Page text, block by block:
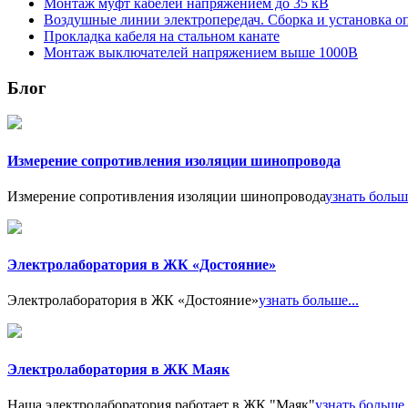
Воздушные линии электропередач. Сборка и установка
Прокладка кабеля на стальном канате
Монтаж выключателей напряжением выше 1000В
Блог
Измерение сопротивления изоляции шинопровода
Измерение сопротивления изоляции шинопроводаузнать
Электролаборатория в ЖК «Достояние»
Электролаборатория в ЖК «Достояние»узнать больше...
Электролаборатория в ЖК Маяк
Наша электролаборатория работает в ЖК "Маяк"узнать